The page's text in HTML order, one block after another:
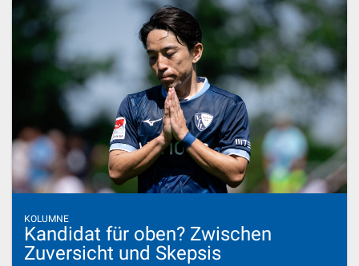
KOLUMNE
Kandidat für oben? Zwischen
Zuversicht und Skepsis